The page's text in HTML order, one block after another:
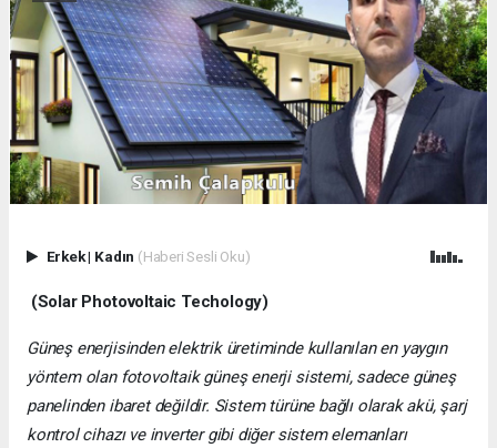
Erkek| Kadın (Haberi Sesli Oku)
(Solar Photovoltaic Techology)
Güneş enerjisinden elektrik üretiminde kullanılan en yaygın
yöntem olan fotovoltaik güneş enerji sistemi, sadece güneş
panelinden ibaret değildir. Sistem türüne bağlı olarak akü, şarj
kontrol cihazı ve inverter gibi diğer sistem elemanları